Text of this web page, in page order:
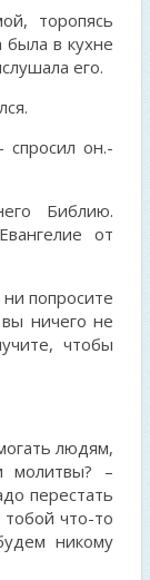
торопясь
в кухне
его.
он.-
Библию.
от
попросите
ничего не
чтобы
людям,
молитвы? –
перестать
что-то
никому